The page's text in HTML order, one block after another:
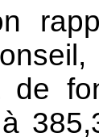
de